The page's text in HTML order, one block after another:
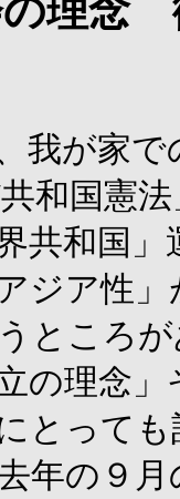
の理念
我が家で
共和国憲
共和国
ジア性
ところ
の理念
とって
年の９